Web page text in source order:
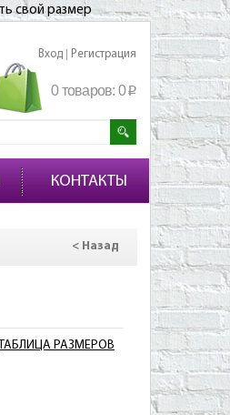
свой размер
Вход Регистрация
0 товаров: 0p
КОНТАКТЫ
< Назад
ТАБЛИЦА РАЗМЕРОВ